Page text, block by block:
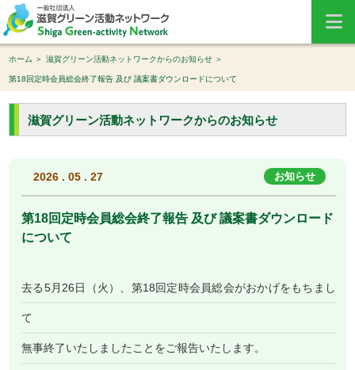
ホーム 滋賀グリーン活動ネットワークからのお知らせ
第18回定時会員総会終了報告 及び 議案書ダウンロードについて
滋賀グリーン活動ネットワークからのお知らせ
2026 . 05 . 27 お知らせ
第18回定時会員総会終了報告 及び 議案書ダウンロード
について
去る5月26日（火）、第18回定時会員総会がおかげをもちまし
て
無事終了いたしましたことをご報告いたします。